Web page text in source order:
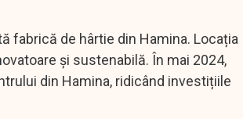
fabrică de hârtie din Hamina. Locația
și sustenabilă. În mai 2024,
din Hamina, ridicând investițiile